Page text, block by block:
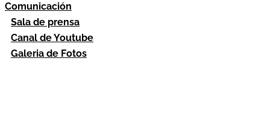
Comunicación
Sala de prensa
Canal de Youtube
Galeria de Fotos